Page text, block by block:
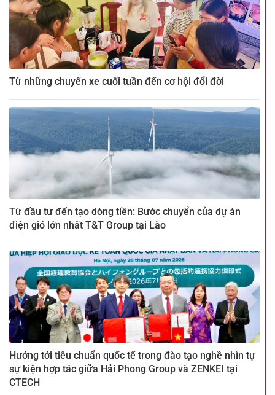
Từ những chuyến xe cuối tuần đến cơ hội đổi đời
Từ đầu tư đến tạo dòng tiền: Bước chuyển của dự án
điện gió lớn nhất T&T Group tại Lào
Hướng tới tiêu chuẩn quốc tế trong đào tạo nghề nhìn tự
sự kiện hợp tác giữa Hải Phong Group và ZENKEI tại
CTECH